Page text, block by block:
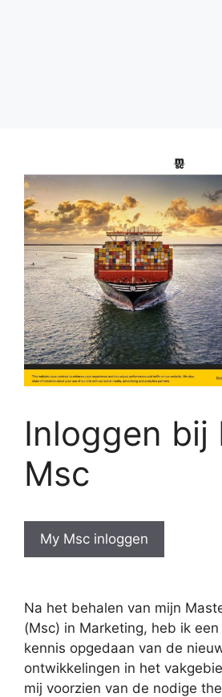
Inloggen bij
Msc
My Msc inloggen
Na het behalen van mijn
(Msc) in Marketing, heb ik
kennis opgedaan van de
ontwikkelingen in het
mij voorzien van de nodige